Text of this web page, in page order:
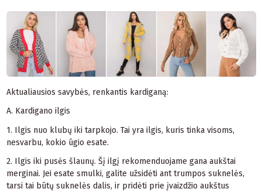
Aktualiausios savybės, renkantis kardiganą:
A. Kardigano ilgis
1. Ilgis nuo klubų iki tarpkojo. Tai yra ilgis, kuris tinka visoms,
nesvarbu, kokio ūgio esate.
2. Ilgis iki pusės šlaunų. Šį ilgį rekomenduojame gana aukštai
merginai. Jei esate smulki, galite užsidėti anttrumpos suknelės,
tarsi tai būtų suknelės dalis, ir pridėti prie įvaizdžio aukštus